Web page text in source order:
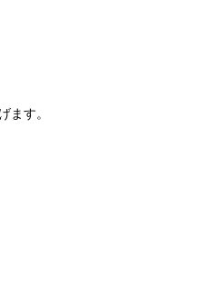
す。